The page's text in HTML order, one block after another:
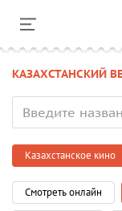
КАЗАХСТАНСКИЙ
Казахстанское кино
Смотреть онлайн